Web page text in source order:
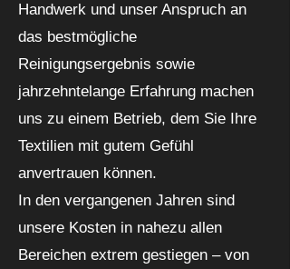
Handwerk und unser Anspruch an
das bestmögliche
Reinigungsergebnis sowie
jahrzehntelange Erfahrung machen
uns zu einem Betrieb, dem Sie Ihre
Textilien mit gutem Gefühl
anvertrauen können.
In den vergangenen Jahren sind
unsere Kosten in nahezu allen
Bereichen extrem gestiegen – von